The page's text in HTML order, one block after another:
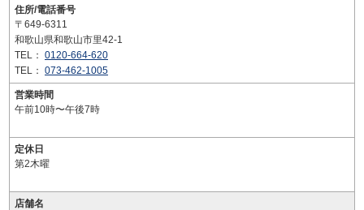
住所/電話番号
〒649-6311
和歌山県和歌山市里42-1
TEL： 0120-664-620
TEL： 073-462-1005
営業時間
午前10時〜午後7時
定休日
第2木曜
店舗名